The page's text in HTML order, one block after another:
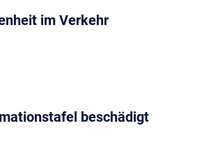
im Verkehr
beschädigt